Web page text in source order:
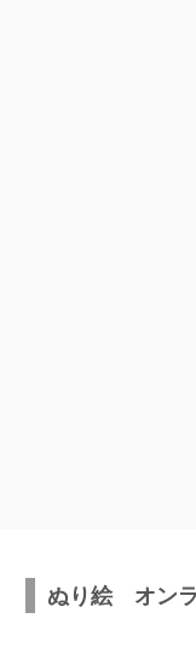
ぬり絵 オン